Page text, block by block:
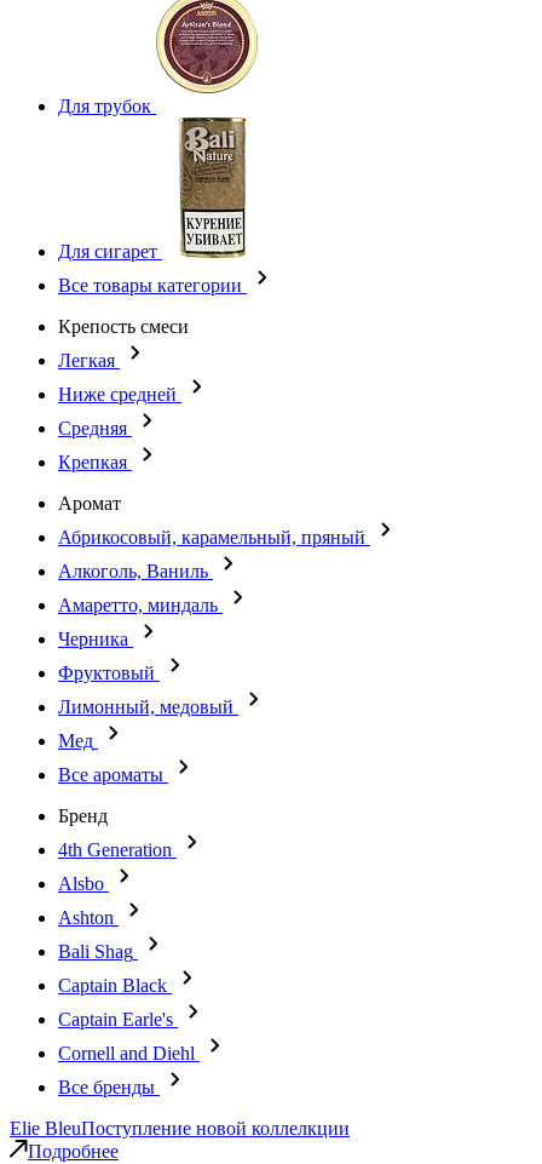
Для трубок
Для сигарет
Все товары категории
Крепость смеси
Легкая
Ниже средней
Средняя
Крепкая
Аромат
Абрикосовый, карамельный, пряный
Алкоголь, Ваниль
Амаретто, миндаль
Черника
Фруктовый
Лимонный, медовый
Мед
Все ароматы
Бренд
4th Generation
Alsbo
Ashton
Bali Shag
Captain Black
Captain Earle's
Cornell and Diehl
Все бренды
Elie BleuПоступление новой коллелкции
Подробнее